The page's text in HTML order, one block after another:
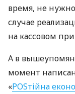
время, не
случае
на кассовом
А в
момент
«POSтійна